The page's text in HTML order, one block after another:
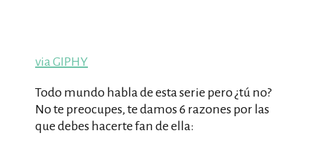
via GIPHY
Todo mundo habla de esta serie pero ¿tú no?
No te preocupes, te damos 6 razones por las
que debes hacerte fan de ella: